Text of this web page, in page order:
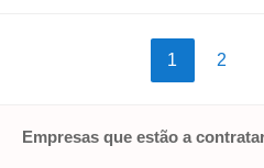
1 2
Empresas que estão a